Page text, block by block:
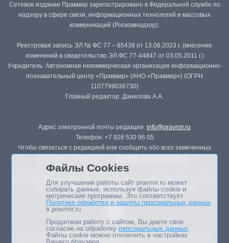
Сетевое издание Правмир зарегистрировано в Федеральной службе по
надзору в сфере связи, информационных технологий и массовых
коммуникаций (Роскомнадзор).
Реестровая запись ЭЛ № ФС 77 – 85438 от 13.06.2023 г. (внесение
изменений в свидетельство ЭЛ ФС 77-44847 от 03.05.2011 г.)
Учредитель: Автономная некоммерческая организация информационно-
познавательный центр «Правмир» (АНО «Правмир») (ОГРН
1107799036730)
Главный редактор: Данилова А.А.
Адрес электронной почты редакции: info@pravmir.ru
Телефон: +7 926 530 96 05
Чтобы связаться с редакцией или сообщить обо всех замеченных
Републикация материалов сайта в печатных изданиях (книгах, прессе)
возможна только с письменного разрешения редакции.
Мнение авторов статей портала может не совпадать с позицией
Файлы Cookies
Для улучшения работы сайт pravmir.ru может
собирать данные, используя файлы cookie и
метрические программы. Это соответствует
Политике обработки и защиты персональных данных
в pravmir.ru
Продолжая работу с сайтом, Вы даете свое
согласие на обработку персональных данных.
Файлы cookie можно отключить в настройках